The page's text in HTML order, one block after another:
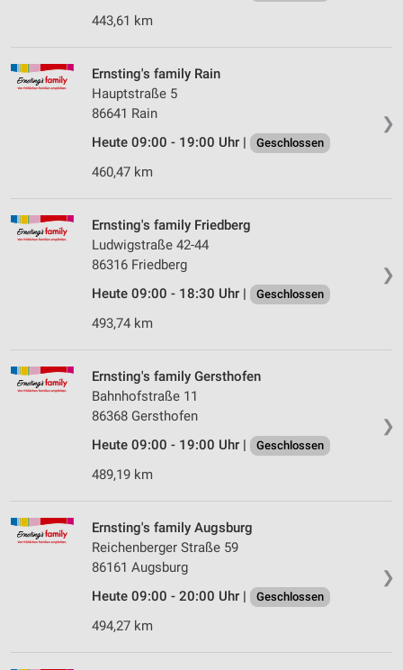
443,61 km
❯
Ernsting's family Rain
Hauptstraße 5
86641 Rain
Heute 09:00 - 19:00 Uhr |
Geschlossen
460,47 km
❯
Ernsting's family Friedberg
Ludwigstraße 42-44
86316 Friedberg
Heute 09:00 - 18:30 Uhr |
Geschlossen
493,74 km
❯
Ernsting's family Gersthofen
Bahnhofstraße 11
86368 Gersthofen
Heute 09:00 - 19:00 Uhr |
Geschlossen
489,19 km
❯
Ernsting's family Augsburg
Reichenberger Straße 59
86161 Augsburg
Heute 09:00 - 20:00 Uhr |
Geschlossen
494,27 km